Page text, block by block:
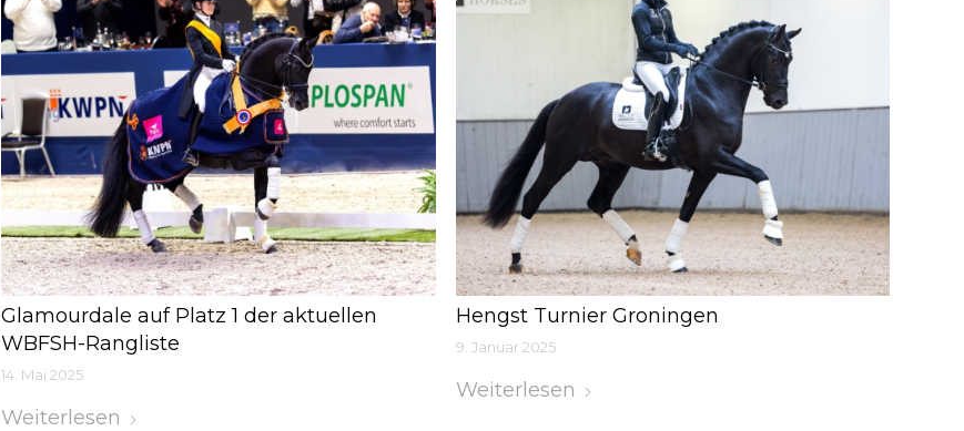
Glamourdale auf Platz 1 der aktuellen
WBFSH-Rangliste
14. Mai 2025
Weiterlesen
Hengst Turnier Groningen
9. Januar 2025
Weiterlesen